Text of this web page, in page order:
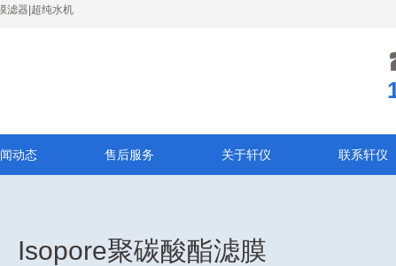
滤器|超纯水机
动态 售后服务 关于轩仪 联系轩仪
Isopore聚碳酸酯滤膜